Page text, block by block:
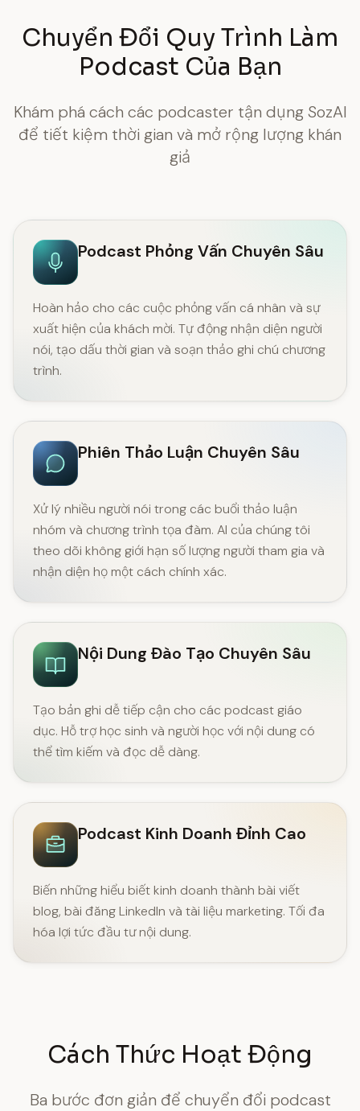
Chuyển Đổi Quy Trình Làm
Podcast Của Bạn
Khám phá cách các podcaster tận dụng SozAI
để tiết kiệm thời gian và mở rộng lượng khán
giả
Podcast Phỏng Vấn Chuyên Sâu
Hoàn hảo cho các cuộc phỏng vấn cá nhân và sự
xuất hiện của khách mời. Tự động nhận diện người
nói, tạo dấu thời gian và soạn thảo ghi chú chương
trình.
Phiên Thảo Luận Chuyên Sâu
Xử lý nhiều người nói trong các buổi thảo luận
nhóm và chương trình tọa đàm. AI của chúng tôi
theo dõi không giới hạn số lượng người tham gia và
nhận diện họ một cách chính xác.
Nội Dung Đào Tạo Chuyên Sâu
Tạo bản ghi dễ tiếp cận cho các podcast giáo
dục. Hỗ trợ học sinh và người học với nội dung có
thể tìm kiếm và đọc dễ dàng.
Podcast Kinh Doanh Đỉnh Cao
Biến những hiểu biết kinh doanh thành bài viết
blog, bài đăng LinkedIn và tài liệu marketing. Tối đa
hóa lợi tức đầu tư nội dung.
Cách Thức Hoạt Động
Ba bước đơn giản để chuyển đổi podcast